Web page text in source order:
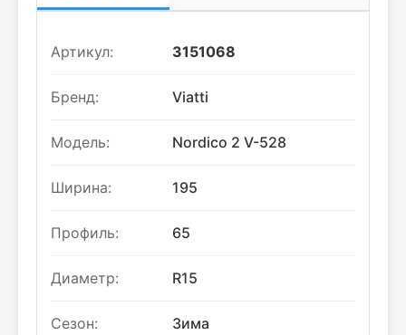
Артикул: 3151068
Бренд: Viatti
Модель: Nordico 2 V-528
Ширина: 195
Профиль: 65
Диаметр: R15
Сезон: Зима